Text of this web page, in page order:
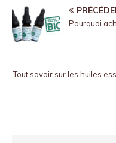
Pourquoi
Tout savoir sur les huiles